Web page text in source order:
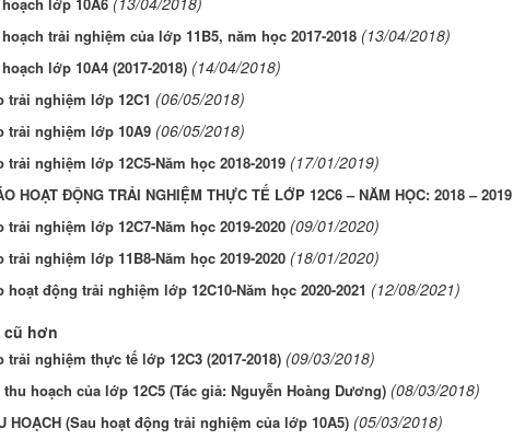
trải nghiệm của lớp 11B5, năm học 2017-2018 (13/04/2018)
lớp 10A4 (2017-2018) (14/04/2018)
trải nghiệm lớp 12C1 (06/05/2018)
trải nghiệm lớp 10A9 (06/05/2018)
trải nghiệm lớp 12C5-Năm học 2018-2019 (17/01/2019)
HOẠT ĐỘNG TRẢI NGHIỆM THỰC TẾ LỚP 12C6 – NĂM HỌC: 2018 – 2019
trải nghiệm lớp 12C7-Năm học 2019-2020 (09/01/2020)
trải nghiệm lớp 11B8-Năm học 2019-2020 (18/01/2020)
hoạt động trải nghiệm lớp 12C10-Năm học 2020-2021 (12/08/2021)
hơn
trải nghiệm thực tế lớp 12C3 (2017-2018) (09/03/2018)
hoạch của lớp 12C5 (Tác giả: Nguyễn Hoàng Dương) (08/03/2018)
HOẠCH (Sau hoạt động trải nghiệm của lớp 10A5) (05/03/2018)